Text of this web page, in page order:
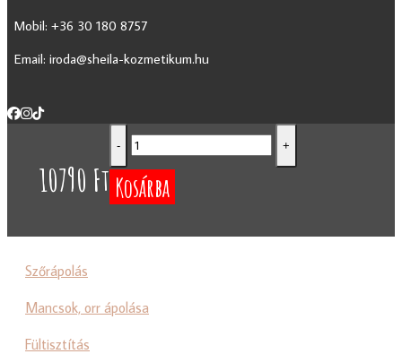
Mobil: +36 30 180 8757
Email: iroda@sheila-kozmetikum.hu
10790 Ft
-
Magic
Box
mennyiség
+
Kosárba
Szőrápolás
Mancsok, orr ápolása
Fültisztítás